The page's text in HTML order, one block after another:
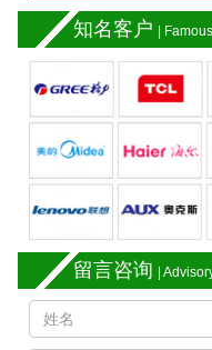
知名客户 |
留言咨询 |